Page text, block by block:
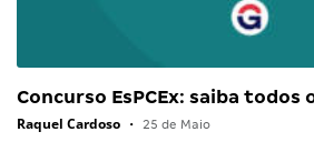
Concurso EsPCEx: saiba todos
Raquel Cardoso • 25 de Maio